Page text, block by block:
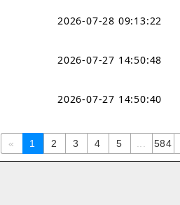
2026-07-28 09:13:22
2026-07-27 14:50:48
2026-07-27 14:50:40
« 1 2 3 4 5 584